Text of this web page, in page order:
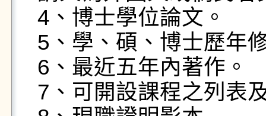
4、博士學位論文。
5、學、碩、博士歷年
6、最近五年內著作。
7、可開設課程之列表